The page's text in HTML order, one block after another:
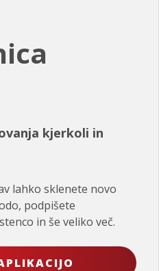
kjerkoli in
lahko sklenete novo
podpišete
in še veliko več.